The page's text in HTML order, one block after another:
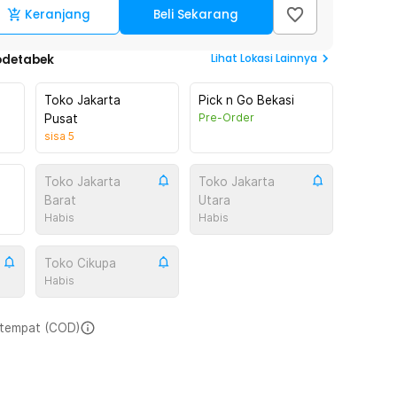
Keranjang Beli Sekarang
Lihat Lokasi Lainnya
Toko Jakarta
Pusat
sisa 5
Pick n Go Bekasi
Pre-Order
Toko Jakarta
Barat
Habis
Toko Jakarta
Utara
Habis
Toko Cikupa
Habis
(COD)